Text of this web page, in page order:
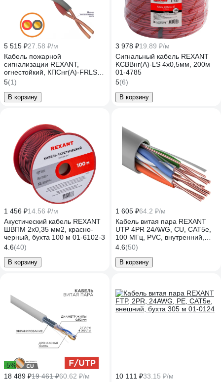
5 515 ₽27.58 ₽/м
Кабель пожарной
сигнализации REXANT,
огнестойкий, КПСнг(А)-FRLS
1x2x0,50мм2, 200 м 01-4902
5(1)
В корзину
3 978 ₽19.89 ₽/м
Сигнальный кабель REXANT
KСВВнг(А)-LS 4х0,5мм, 200м
01-4785
5(6)
В корзину
1 456 ₽14.56 ₽/м
Акустический кабель REXANT
ШВПМ 2х0,35 мм2, красно-
черный, бухта 100 м 01-6102-3
4.6(40)
В корзину
1 605 ₽64.2 ₽/м
Кабель витая пара REXANT
UTP 4PR 24AWG, CU, CAT5e,
100 МГц, PVC, внутренний,
серый, 25 м 01-0043-25
4.6(50)
В корзину
-5%
18 489 ₽19 461 ₽60.62 ₽/м
10 111 ₽33.15 ₽/м